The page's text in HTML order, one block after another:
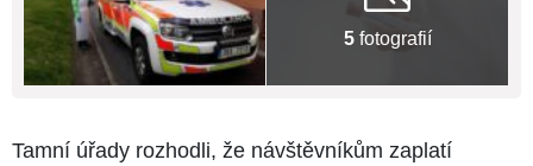
5fotografií
Tamní úřady rozhodli, že návštěvníkům zaplatí